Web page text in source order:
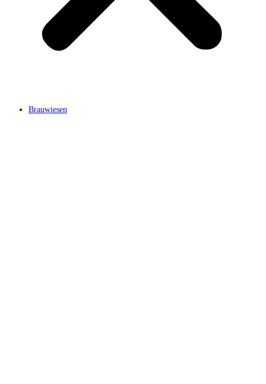
Brauwiesen